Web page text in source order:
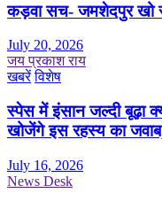
कड़वा सच- जमशेदपुर खो
July 20, 2026
जय प्रकाश राय
खबरें विशेष
स्पेस में इंसान जल्दी बूढ़ा
खोजेंगे इस रहस्य का
July 16, 2026
News Desk